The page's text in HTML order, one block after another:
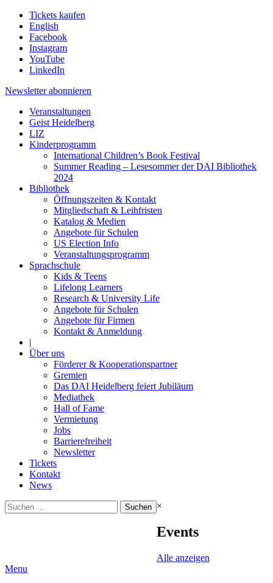
Tickets kaufen
English
Facebook
Instagram
YouTube
LinkedIn
Newsletter abonnieren
Veranstaltungen
Geist Heidelberg
LIZ
Kinderprogramm
International Children’s Book Festival
Summer Reading – Lesesommer der DAI Bibliothek
2024
Bibliothek
Öffnungszeiten & Kontakt
Mitgliedschaft & Leihfristen
Katalog & Medien
Angebote für Schulen
US Election Info
Veranstaltungsprogramm
Sprachschule
Kids & Teens
Lifelong Learners
Research & University Life
Angebote für Schulen
Angebote für Firmen
Kontakt & Anmeldung
|
Über uns
Förderer & Kooperationspartner
Gremien
Das DAI Heidelberg feiert Jubiläum
Mediathek
Hall of Fame
Vermietung
Jobs
Barrierefreiheit
Newsletter
Tickets
Kontakt
News
Suchen
nach:
×
Events
Alle anzeigen
Menu